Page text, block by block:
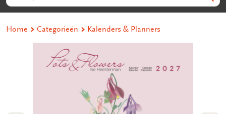
Home Categorieën Kalenders & Planners